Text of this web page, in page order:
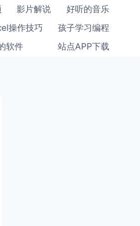
影片解说
好听的音乐
操作技巧
孩子学习编程
软件 站点APP下载